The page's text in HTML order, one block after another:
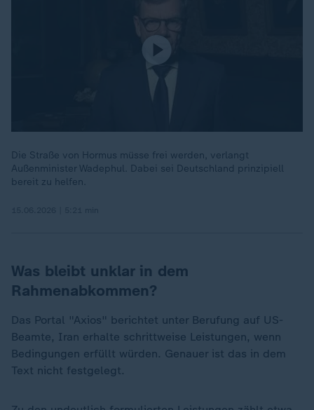
Die Straße von Hormus müsse frei werden, verlangt
Außenminister Wadephul. Dabei sei Deutschland prinzipiell
bereit zu helfen.
Was bleibt unklar in dem
Rahmenabkommen?
Das Portal "Axios" berichtet unter Berufung auf US-
Beamte, Iran erhalte schrittweise Leistungen, wenn
Bedingungen erfüllt würden. Genauer ist das in dem
Text nicht festgelegt.